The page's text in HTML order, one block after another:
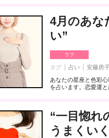
4月のあな
い”
ラブ
タグ 占い 安藤房
あなたの星座と色彩
を占います。恋愛運
“一目惚れ
うまくい